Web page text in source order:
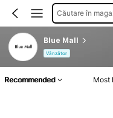
Căutare în
Blue Mall
Vânzător
Recommended Most